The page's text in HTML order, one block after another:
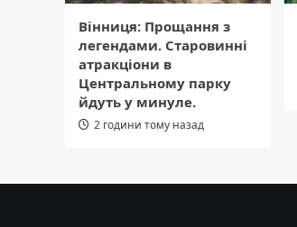
Вінниця: Прощання з
легендами. Старовинні
атракціони в
Центральному парку
йдуть у минуле.
2 години тому назад